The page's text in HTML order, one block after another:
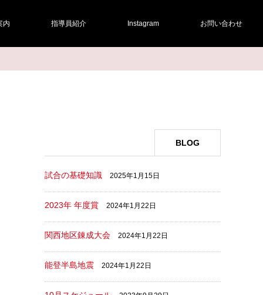
内 指導員紹介 Instagram お問い合わせ
BLOG
試合の基礎知識 2025年1月15日
2023年 年度賞 2024年1月22日
関西地区錬成大会 2024年1月22日
能登半島地震 2024年1月22日